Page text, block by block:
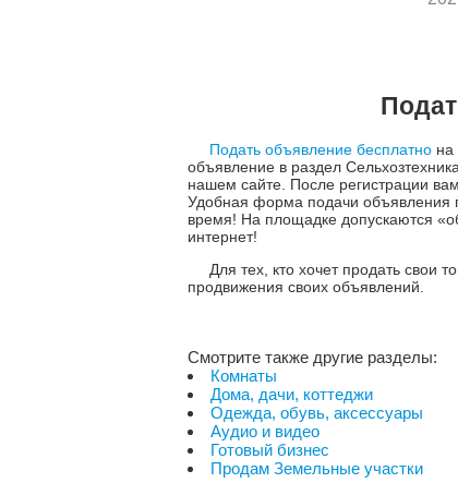
Подать объявление бесплатно на
объявление в раздел
нашем сайте. После регистрации
Удобная форма подачи объявления
время! На площадке допускаются
интернет!
Для тех, кто хочет продать свои
продвижения своих объявлений.
Смотрите также другие разделы:
Комнаты
Дома, дачи, коттеджи
Одежда, обувь, аксессуары
Аудио и видео
Готовый бизнес
Продам Земельные участки